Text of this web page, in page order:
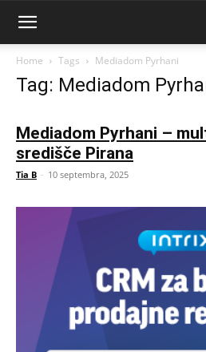
Home Tags Mediadom Pyrhani
Tag: Mediadom
Mediadom Pyrhani –
središče Pirana
Tia B - 10 septembra, 2025